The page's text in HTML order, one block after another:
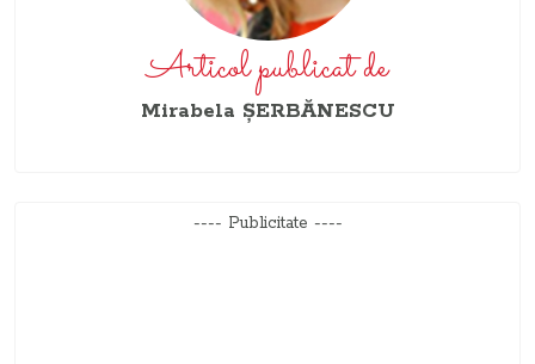
Articol publicat de
Mirabela ŞERBĂNESCU
---- Publicitate ----